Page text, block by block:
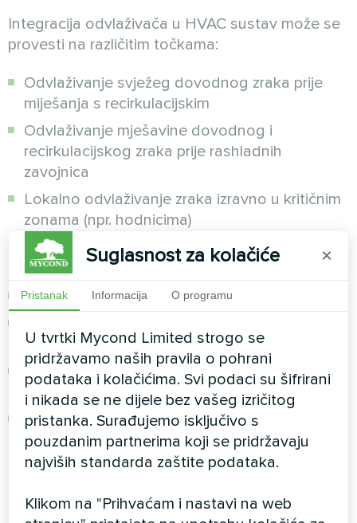
Integracija odvlaživača u HVAC sustav može se
provesti na različitim točkama:
Odvlaživanje svježeg dovodnog zraka prije
miješanja s recirkulacijskim
Odvlaživanje mješavine dovodnog i
recirkulacijskog zraka prije rashladnih
zavojnica
Lokalno odvlaživanje zraka izravno u kritičnim
zonama (npr. hodnicima)
Proračun opterećenja vlagom treba uzeti u obzir:
Vlažnost u dovodnom ventilacijskom zraku
prozore
Emisiju vlage od ljudi (približno 50–70 g/sat
po osobi)
Dodatne izvore vlage (tuševi, bazeni, SPA
zone)
specijalizirani sustavi odvlaživanja, budući da
Suglasnost za kolačiće ×
Pristanak Informacija O programu
U tvrtki Mycond Limited strogo se
pridržavamo naših pravila o pohrani
podataka i kolačićima. Svi podaci su šifrirani
i nikada se ne dijele bez vašeg izričitog
pristanka. Surađujemo isključivo s
pouzdanim partnerima koji se pridržavaju
najviših standarda zaštite podataka.
Klikom na "Prihvaćam i nastavi na web